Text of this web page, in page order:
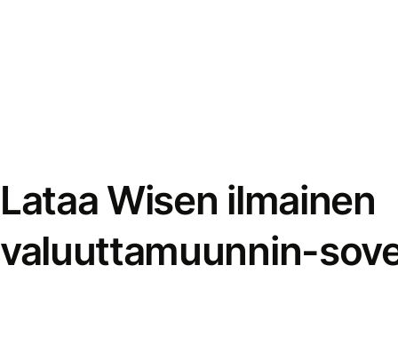
Lataa Wisen ilmainen
valuuttamuunnin-